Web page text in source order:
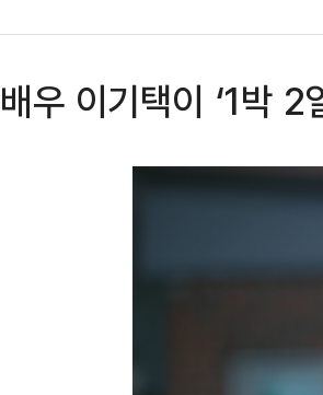
배우 이기택이 ‘1박 2